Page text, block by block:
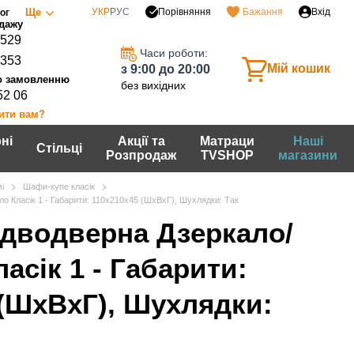
Ще УКРРУС Порівняння Бажання Вхід
06
вам?
Часи роботи:
з 9:00 до 20:00
без вихідних
Мій кошик
Стільці
Акції та
Розпродаж
Матраци
TVSHOP
Наші
магазини
Шафи-купе класік
Класiк 1 - Габарити: 110х210х45 (ШхВхГ), Шухлядки: Так
Дзеркало/
1 - Габарити:
(ШхВхГ), Шухлядки: